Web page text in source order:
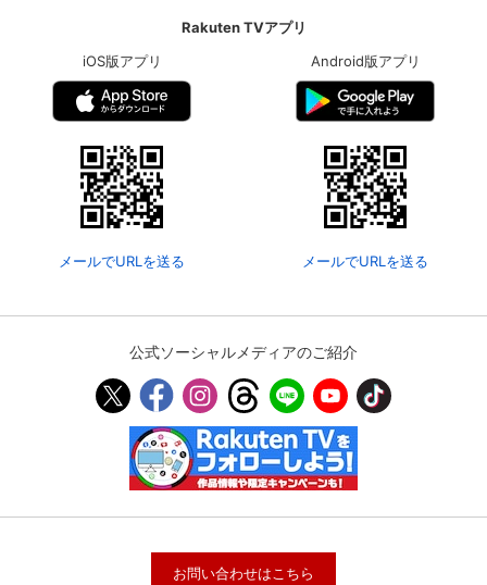
Rakuten TVアプリ
iOS版アプリ
メールでURLを送る
Android版アプリ
メールでURLを送る
公式ソーシャルメディアのご紹介
お問い合わせはこちら